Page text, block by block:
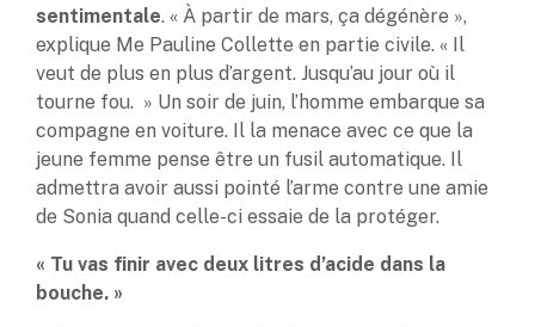
sentimentale. « À partir de mars, ça dégénère »,
explique Me Pauline Collette en partie civile. « Il
veut de plus en plus d’argent. Jusqu’au jour où il
tourne fou. » Un soir de juin, l’homme embarque sa
compagne en voiture. Il la menace avec ce que la
jeune femme pense être un fusil automatique. Il
admettra avoir aussi pointé l’arme contre une amie
de Sonia quand celle-ci essaie de la protéger.
« Tu vas finir avec deux litres d’acide dans la
bouche. »